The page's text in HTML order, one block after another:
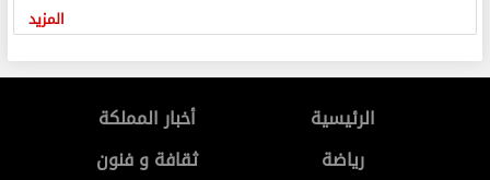
المزيد
الرئيسية
أخبار المملكة
رياضة
ثقافة و فنون